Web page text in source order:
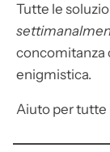
Tutte le
concomitanza
enigmistica.
Aiuto per tutte